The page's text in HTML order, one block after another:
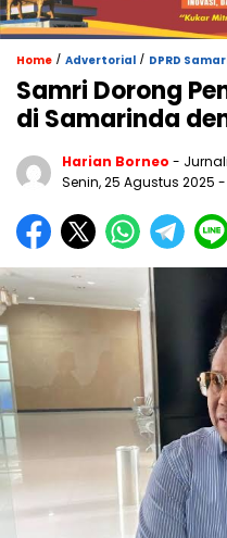
Home / Advertorial / DPRD
Samri Dorong
di Samarinda
Harian Borneo -
Senin, 25 Agustus 2025 -